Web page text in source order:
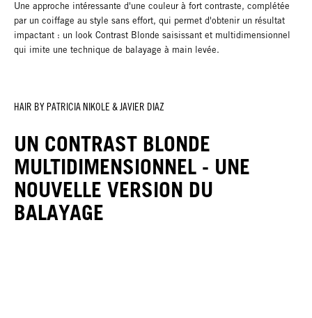
Une approche intéressante d'une couleur à fort contraste, complétée
par un coiffage au style sans effort, qui permet d'obtenir un résultat
impactant : un look Contrast Blonde saisissant et multidimensionnel
qui imite une technique de balayage à main levée.
HAIR BY PATRICIA NIKOLE & JAVIER DIAZ
UN CONTRAST BLONDE
MULTIDIMENSIONNEL - UNE
NOUVELLE VERSION DU
BALAYAGE